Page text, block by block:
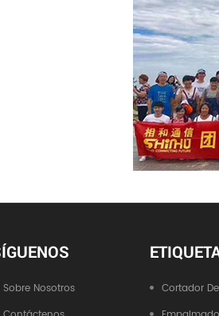
Sobre Nosotros
Cortador